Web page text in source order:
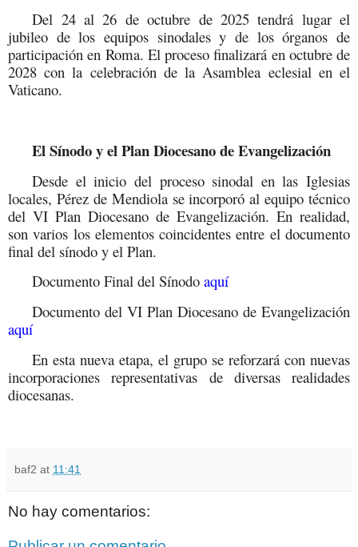
Del 24 al 26 de octubre de 2025 tendrá lugar el
jubileo de los equipos sinodales y de los órganos de
participación en Roma. El proceso finalizará en octubre de
2028 con la celebración de la Asamblea eclesial en el
Vaticano.
El Sínodo y el Plan Diocesano de Evangelización
Desde el inicio del proceso sinodal en las Iglesias
locales, Pérez de Mendiola se incorporó al equipo técnico
del VI Plan Diocesano de Evangelización. En realidad,
son varios los elementos coincidentes entre el documento
final del sínodo y el Plan.
Documento Final del Sínodoaquí
Documento del VI Plan Diocesano de Evangelización
aquí
En esta nueva etapa, el grupo se reforzará con nuevas
incorporaciones representativas de diversas realidades
diocesanas.
baf2 at 11:41
No hay comentarios: